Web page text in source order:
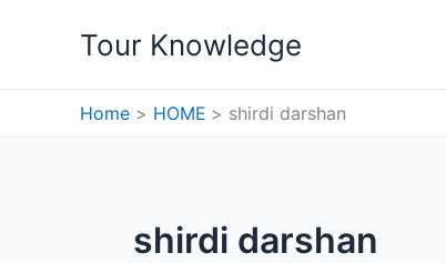
Tour Knowledge
Home HOME shirdi darshan
shirdi darshan